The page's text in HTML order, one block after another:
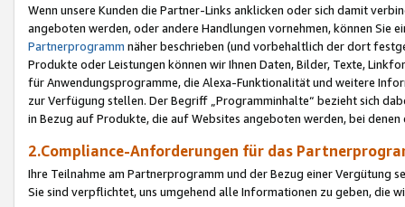
Wenn unsere Kunden die Partner-Links anklicken oder sich damit
angeboten werden, oder andere Handlungen vornehmen, können Sie
Partnerprogramm näher beschrieben (und vorbehaltlich der dort
Produkte oder Leistungen können wir Ihnen Daten, Bilder, Texte,
für Anwendungsprogramme, die Alexa-Funktionalität und weitere
zur Verfügung stellen. Der Begriff „Programminhalte“ bezieht sich
in Bezug auf Produkte, die auf Websites angeboten werden, bei
2.Compliance-Anforderungen für das
Ihre Teilnahme am Partnerprogramm und der Bezug einer Vergütung
Sie sind verpflichtet, uns umgehend alle Informationen zu geben, die